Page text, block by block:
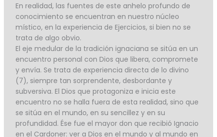
En realidad, las fuentes de este anhelo profundo de
conocimiento se encuentran en nuestro núcleo
místico, en la experiencia de Ejercicios, si bien no se
trata de algo obvio.
El eje medular de la tradición ignaciana se sitúa en un
encuentro personal con Dios que libera, compromete
y envía. Se trata de experiencia directa de lo divino
(7), siempre tan sorprendente, desbordante y
subversiva. El Dios que protagoniza e inicia este
encuentro no se halla fuera de esta realidad, sino que
se sitúa en el mundo, en su sencillez y en su
profundidad. Ése fue el mayor don que recibió Ignacio
en el Cardoner: ver a Dios en el mundo y al mundo en